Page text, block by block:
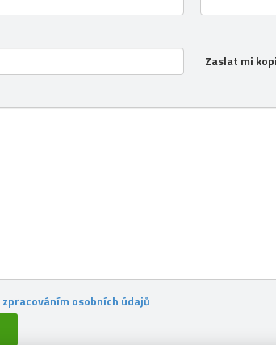
Zaslat mi
zpracováním osobních údajů